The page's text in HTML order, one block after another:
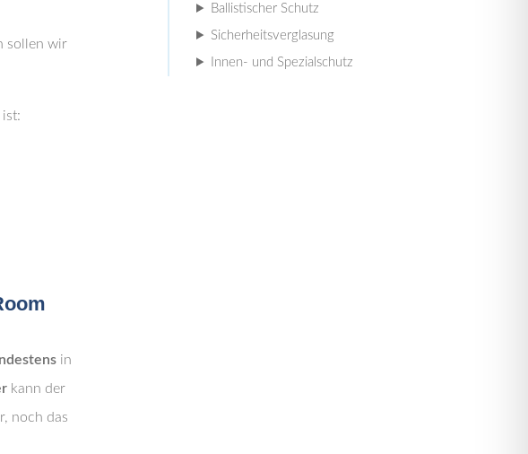
sollen wir
in
kann der
noch das
Ballistischer Schutz
Sicherheitsverglasung
Innen- und Spezialschutz